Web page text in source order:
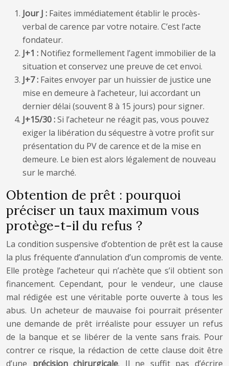
Jour J : Faites immédiatement établir le procès-
verbal de carence par votre notaire. C’est l’acte
fondateur.
J+1 : Notifiez formellement l’agent immobilier de la
situation et conservez une preuve de cet envoi.
J+7 : Faites envoyer par un huissier de justice une
mise en demeure à l’acheteur, lui accordant un
dernier délai (souvent 8 à 15 jours) pour signer.
J+15/30 :Si l’acheteur ne réagit pas, vous pouvez
exiger la libération du séquestre à votre profit sur
présentation du PV de carence et de la mise en
demeure. Le bien est alors légalement de nouveau
sur le marché.
Obtention de prêt : pourquoi
préciser un taux maximum vous
protège-t-il du refus ?
La condition suspensive d’obtention de prêt est la cause
la plus fréquente d’annulation d’un compromis de vente.
Elle protège l’acheteur qui n’achète que s’il obtient son
financement. Cependant, pour le vendeur, une clause
mal rédigée est une véritable porte ouverte à tous les
abus. Un acheteur de mauvaise foi pourrait présenter
une demande de prêt irréaliste pour essuyer un refus
de la banque et se libérer de la vente sans frais. Pour
contrer ce risque, la rédaction de cette clause doit être
d’une précision chirurgicale. Il ne suffit pas d’écrire